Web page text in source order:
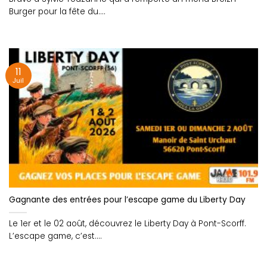
Burger pour la fête du....
Gagnante des entrées pour l’escape game du Liberty Day
Le 1er et le 02 août, découvrez le Liberty Day à Pont-Scorff.
L’escape game, c’est....
11
Juil